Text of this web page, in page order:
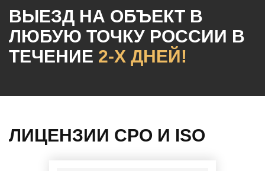
ВЫЕЗД НА ОБЪЕКТ В
ЛЮБУЮ ТОЧКУ РОССИИ В
ТЕЧЕНИЕ 2-Х ДНЕЙ!
ЛИЦЕНЗИИ СРО И ISO